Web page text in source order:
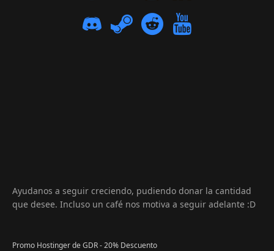
Ayudanos a seguir creciendo, pudiendo donar la cantidad
que desee. Incluso un café nos motiva a seguir adelante :D
Promo Hostinger de GDR - 20% Descuento